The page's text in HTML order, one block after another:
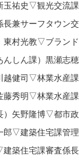
玉祐史▽観光交流
長兼サーフタウン
東村光教▽ブラン
んしん課）黒瀬志
越健司▽林業水産
藤秀明▽林業水産
）矢野隆博▽都市
郎▽建築住宅課管
築住宅課審査係